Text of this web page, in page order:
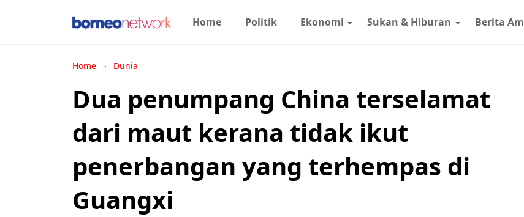
Home Politik Ekonomi Sukan & Hiburan Berita Am
Home Dunia
Dua penumpang China terselamat
dari maut kerana tidak ikut
penerbangan yang terhempas di
Guangxi